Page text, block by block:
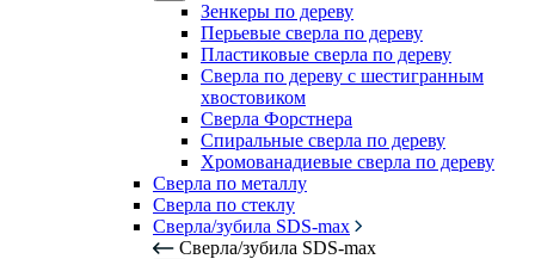
Зенкеры по дереву
Перьевые сверла по дереву
Пластиковые сверла по дереву
Сверла по дереву с шестигранным
хвостовиком
Сверла Форстнера
Спиральные сверла по дереву
Хромованадиевые сверла по дереву
Сверла по металлу
Сверла по стеклу
Сверла/зубила SDS-max
Сверла/зубила SDS-max